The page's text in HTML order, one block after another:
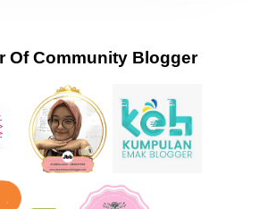
Of Community Blogger